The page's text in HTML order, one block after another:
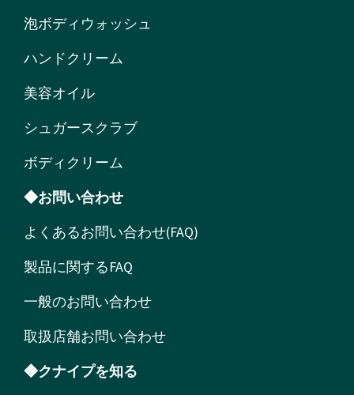
泡ボディウォッシュ
ハンドクリーム
美容オイル
シュガースクラブ
ボディクリーム
◆お問い合わせ
よくあるお問い合わせ(FAQ)
製品に関するFAQ
一般のお問い合わせ
取扱店舗お問い合わせ
◆クナイプを知る